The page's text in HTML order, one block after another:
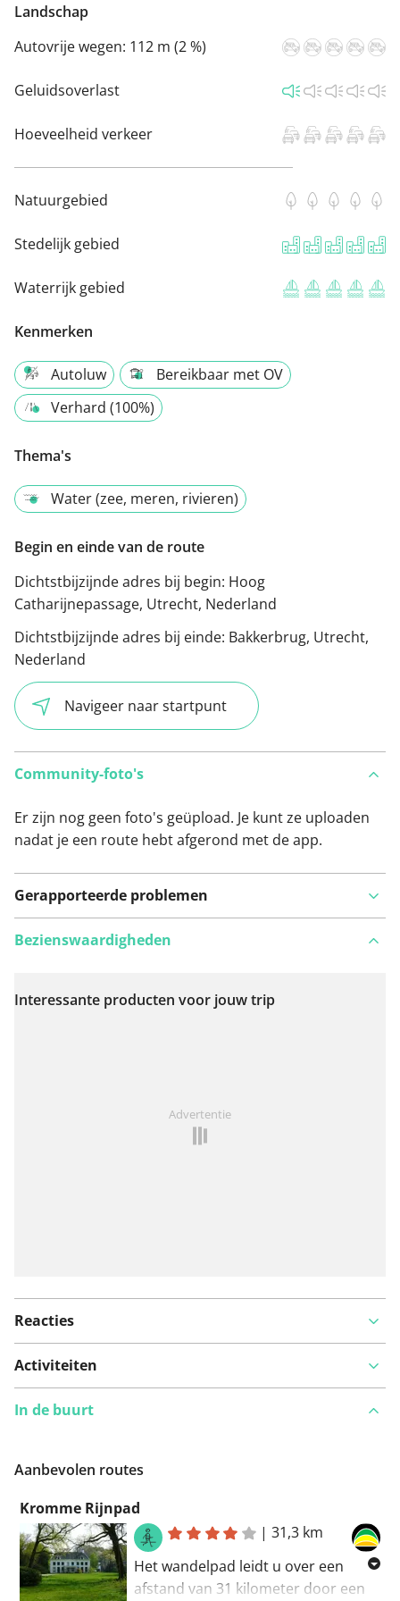
Landschap
Autovrije wegen: 112 m (2 %)
Geluidsoverlast
Hoeveelheid verkeer
Natuurgebied
Stedelijk gebied
Waterrijk gebied
Kenmerken
Autoluw
Bereikbaar met OV
Verhard (100%)
Thema's
Water (zee, meren, rivieren)
Begin en einde van de route
Dichtstbijzijnde adres bij begin: Hoog
Catharijnepassage, Utrecht, Nederland
Dichtstbijzijnde adres bij einde: Bakkerbrug, Utrecht,
Nederland
Navigeer naar startpunt
Community-foto's
Er zijn nog geen foto's geüpload. Je kunt ze uploaden
nadat je een route hebt afgerond met de app.
Gerapporteerde problemen
Bekijk op kaart
Bezienswaardigheden
Interessante producten voor jouw trip
Advertentie
Reacties
Activiteiten
In de buurt
Aanbevolen routes
Kromme Rijnpad
|31,3 km
Het wandelpad leidt u over een
afstand van 31 kilometer door een